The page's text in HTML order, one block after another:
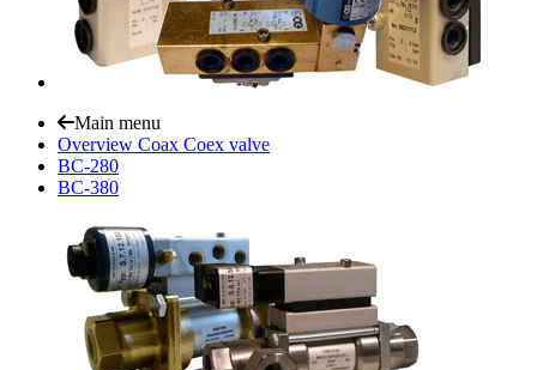
Main menu
Overview Coax Coex valve
BC-280
BC-380